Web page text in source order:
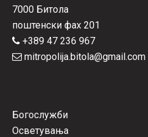
7000 Битола
поштенски фах 201
+389 47 236 967
mitropolija.bitola@gmail.com
Богослужби
Осветувања